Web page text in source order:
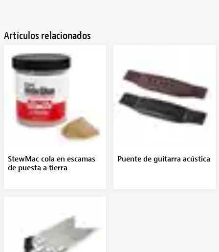
Artículos relacionados
StewMac cola en escamas
de puesta a tierra
Puente de guitarra acústica